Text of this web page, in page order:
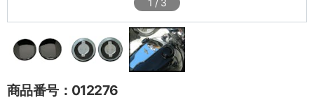
1 / 3
商品番号：012276